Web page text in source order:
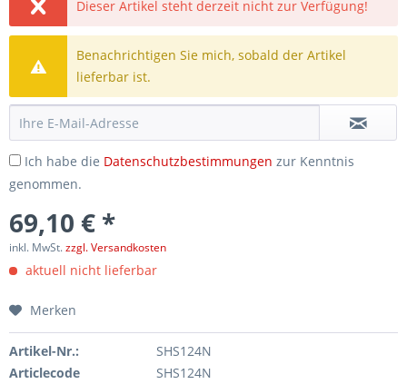
Dieser Artikel steht derzeit nicht zur Verfügung!
Benachrichtigen Sie mich, sobald der Artikel
lieferbar ist.
Ich habe die Datenschutzbestimmungen zur Kenntnis
genommen.
69,10 € *
inkl. MwSt.zzgl. Versandkosten
aktuell nicht lieferbar
Merken
Artikel-Nr.:
SHS124N
Articlecode
SHS124N